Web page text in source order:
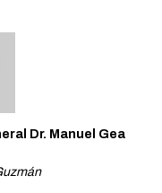
Dr. Manuel Gea